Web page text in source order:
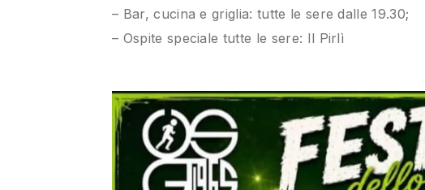
– Bar, cucina e griglia: tutte le sere dalle 19.30;
– Ospite speciale tutte le sere: Il Pirlì